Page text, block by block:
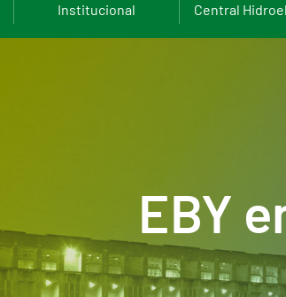
Institucional Central
EBY